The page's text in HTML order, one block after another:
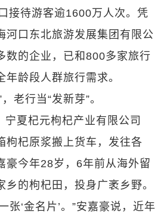
接待游客逾1600万人次。凭
河口东北旅游发展集团有限公
数的企业，已和800多家旅行
龄段人群旅行需求。
老行当“发新芽”。
宁夏杞元枸杞产业有限公司
枸杞原浆搬上货车，发往各
豪今年28岁，6年前从海外留
乡的枸杞田，投身广袤乡野。
张‘金名片’。”安嘉豪说，近年